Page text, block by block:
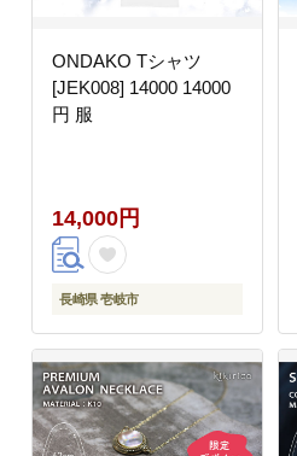
ONDAKO Tシャツ
[JEK008] 14000 14000
円 服
14,000円
長崎県 壱岐市